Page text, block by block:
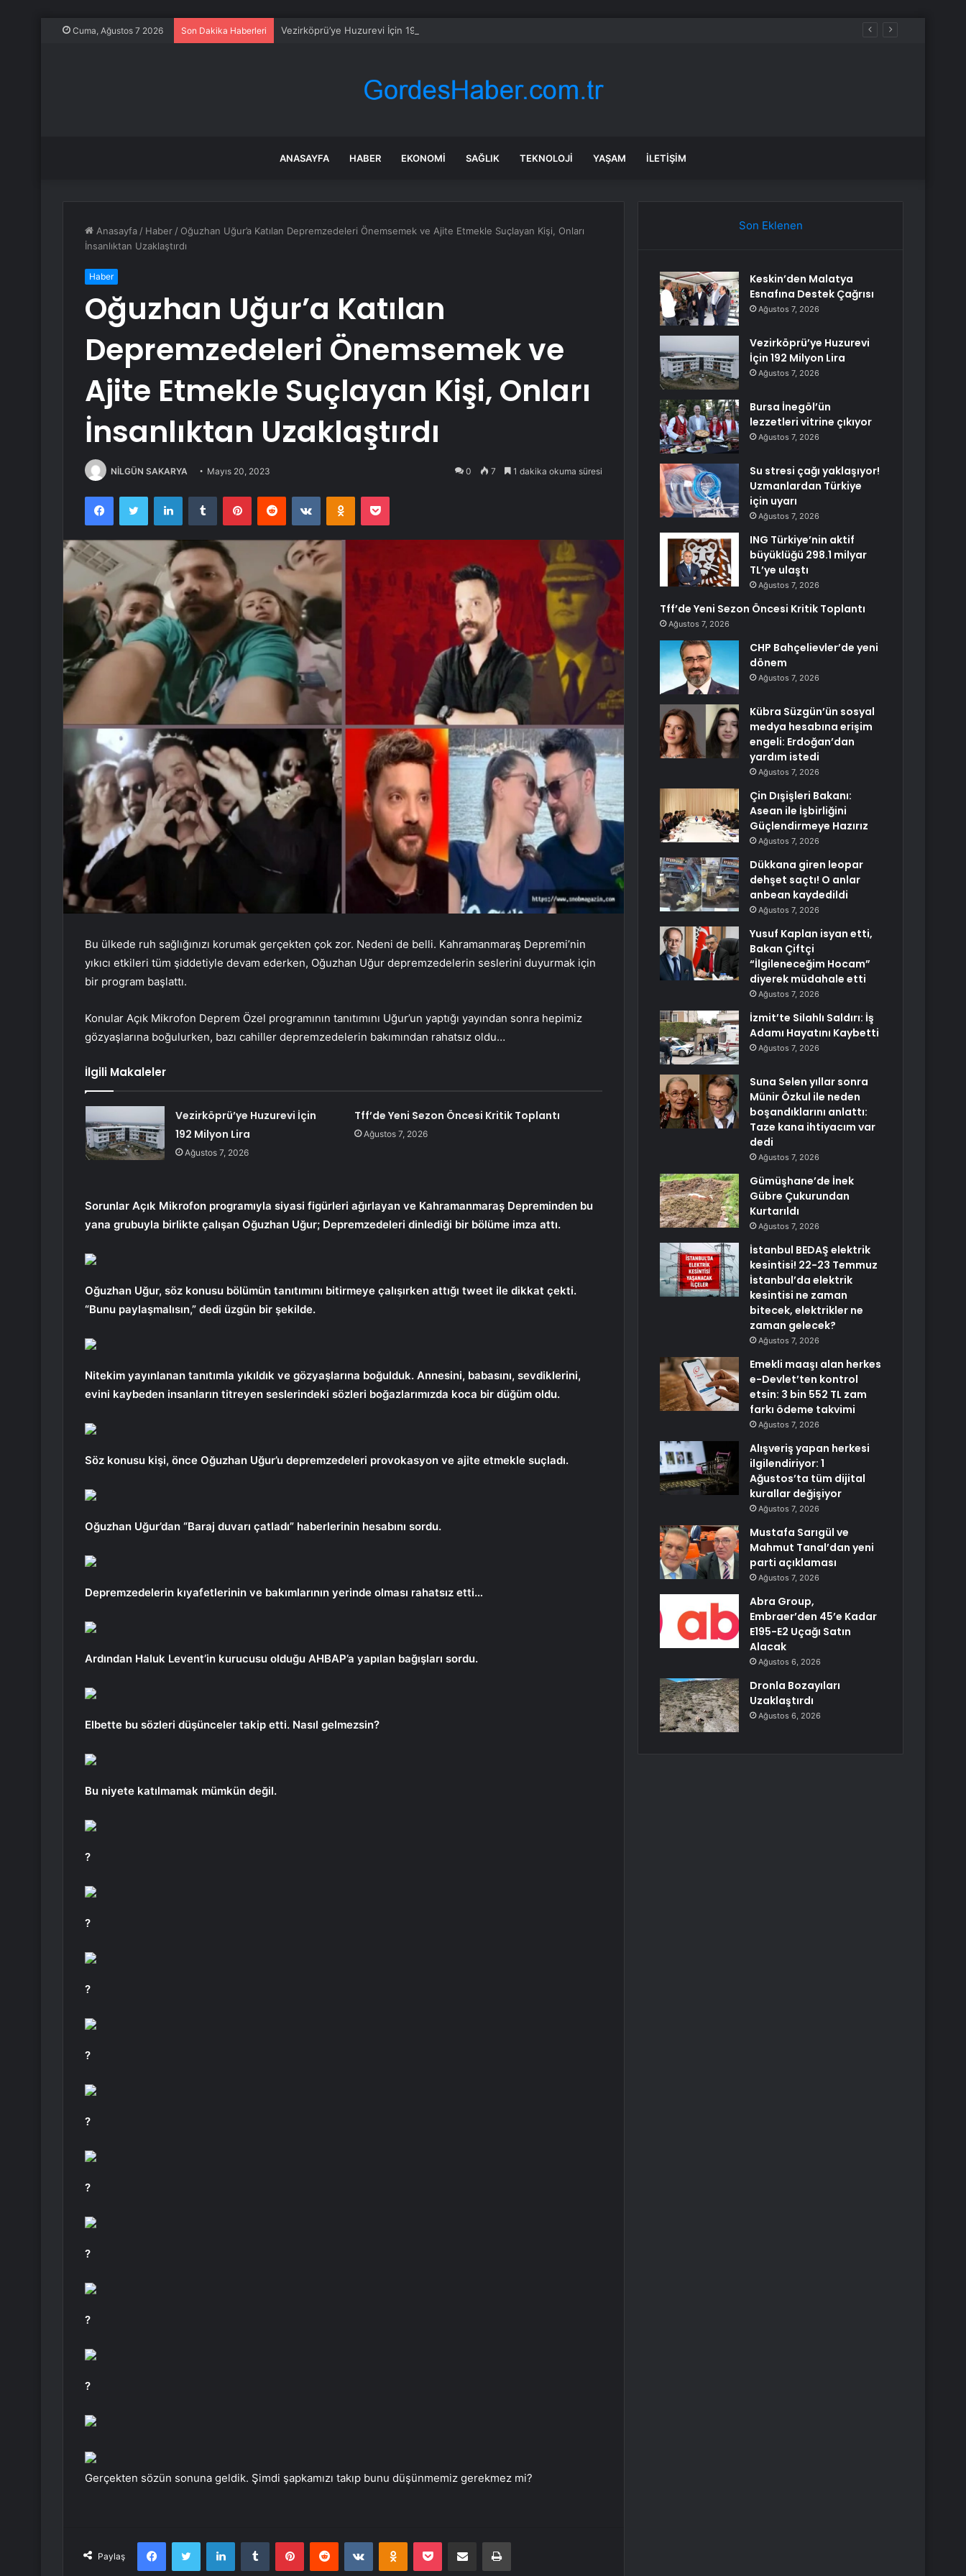
Cuma, Ağustos 7 2026 Son Dakika Haberleri Vezirköprü’ye Huzurevi İçin 192 Milyon Lira
ANASAYFA HABER EKONOMI SAĞLIK TEKNOLOJI YAŞAM İLETIŞIM
Anasayfa / Haber / Oğuzhan Uğur’a Katılan Depremzedeleri Önemsemek ve Ajite Etmekle Suçlayan Kişi, Onları
İnsanlıktan Uzaklaştırdı
Haber
Oğuzhan Uğur’a Katılan
Depremzedeleri Önemsemek ve
Ajite Etmekle Suçlayan Kişi, Onları
İnsanlıktan Uzaklaştırdı
NİLGÜN SAKARYA Mayıs 20, 2023 0 7 1 dakika okuma süresi
FacebookTwitter LinkedInTumblr PinterestReddit VKontakteOdnoklassniki
Pocket
Bu ülkede ruh sağlığınızı korumak gerçekten çok zor. Nedeni de belli. Kahramanmaraş Depremi’nin
yıkıcı etkileri tüm şiddetiyle devam ederken, Oğuzhan Uğur depremzedelerin seslerini duyurmak için
bir program başlattı.
Konular Açık Mikrofon Deprem Özel programının tanıtımını Uğur’un yaptığı yayından sonra hepimiz
gözyaşlarına boğulurken, bazı cahiller depremzedelerin bakımından rahatsız oldu…
İlgili Makaleler
Vezirköprü’ye Huzurevi İçin
192 Milyon Lira
Ağustos 7, 2026
Tff’de Yeni Sezon Öncesi Kritik Toplantı
Ağustos 7, 2026
Sorunlar Açık Mikrofon programıyla siyasi figürleri ağırlayan ve Kahramanmaraş Depreminden bu
yana grubuyla birlikte çalışan Oğuzhan Uğur; Depremzedeleri dinlediği bir bölüme imza attı.
Oğuzhan Uğur, söz konusu bölümün tanıtımını bitirmeye çalışırken attığı tweet ile dikkat çekti.
“Bunu paylaşmalısın,” dedi üzgün bir şekilde.
Nitekim yayınlanan tanıtımla yıkıldık ve gözyaşlarına boğulduk. Annesini, babasını, sevdiklerini,
evini kaybeden insanların titreyen seslerindeki sözleri boğazlarımızda koca bir düğüm oldu.
Söz konusu kişi, önce Oğuzhan Uğur’u depremzedeleri provokasyon ve ajite etmekle suçladı.
Oğuzhan Uğur’dan “Baraj duvarı çatladı” haberlerinin hesabını sordu.
Depremzedelerin kıyafetlerinin ve bakımlarının yerinde olması rahatsız etti…
Ardından Haluk Levent’in kurucusu olduğu AHBAP’a yapılan bağışları sordu.
Elbette bu sözleri düşünceler takip etti. Nasıl gelmezsin?
Bu niyete katılmamak mümkün değil.
?
?
?
?
?
?
?
?
?
Gerçekten sözün sonuna geldik. Şimdi şapkamızı takıp bunu düşünmemiz gerekmez mi?
Paylaş
FacebookTwitter LinkedInTumblr PinterestReddit VKontakteOdnoklassniki
Pocket E-Posta ile paylaş Yazdır
Son Eklenen
Keskin’den Malatya
Esnafına Destek Çağrısı
Ağustos 7, 2026
Vezirköprü’ye Huzurevi
İçin 192 Milyon Lira
Ağustos 7, 2026
Bursa İnegöl’ün
lezzetleri vitrine çıkıyor
Ağustos 7, 2026
Su stresi çağı yaklaşıyor!
Uzmanlardan Türkiye
için uyarı
Ağustos 7, 2026
ING Türkiye’nin aktif
büyüklüğü 298.1 milyar
TL’ye ulaştı
Ağustos 7, 2026
Tff’de Yeni Sezon Öncesi Kritik Toplantı
Ağustos 7, 2026
CHP Bahçelievler’de yeni
dönem
Ağustos 7, 2026
Kübra Süzgün’ün sosyal
medya hesabına erişim
engeli: Erdoğan’dan
yardım istedi
Ağustos 7, 2026
Çin Dışişleri Bakanı:
Asean ile İşbirliğini
Güçlendirmeye Hazırız
Ağustos 7, 2026
Dükkana giren leopar
dehşet saçtı! O anlar
anbean kaydedildi
Ağustos 7, 2026
Yusuf Kaplan isyan etti,
Bakan Çiftçi
“İlgileneceğim Hocam”
diyerek müdahale etti
Ağustos 7, 2026
İzmit’te Silahlı Saldırı: İş
Adamı Hayatını Kaybetti
Ağustos 7, 2026
Suna Selen yıllar sonra
Münir Özkul ile neden
boşandıklarını anlattı:
Taze kana ihtiyacım var
dedi
Ağustos 7, 2026
Gümüşhane’de İnek
Gübre Çukurundan
Kurtarıldı
Ağustos 7, 2026
İstanbul BEDAŞ elektrik
kesintisi! 22-23 Temmuz
İstanbul’da elektrik
kesintisi ne zaman
bitecek, elektrikler ne
zaman gelecek?
Ağustos 7, 2026
Emekli maaşı alan herkes
e-Devlet’ten kontrol
etsin: 3 bin 552 TL zam
farkı ödeme takvimi
Ağustos 7, 2026
Alışveriş yapan herkesi
ilgilendiriyor: 1
Ağustos’ta tüm dijital
kurallar değişiyor
Ağustos 7, 2026
Mustafa Sarıgül ve
Mahmut Tanal’dan yeni
parti açıklaması
Ağustos 7, 2026
Abra Group,
Embraer’den 45’e Kadar
E195-E2 Uçağı Satın
Alacak
Ağustos 6, 2026
Dronla Bozayıları
Uzaklaştırdı
Ağustos 6, 2026